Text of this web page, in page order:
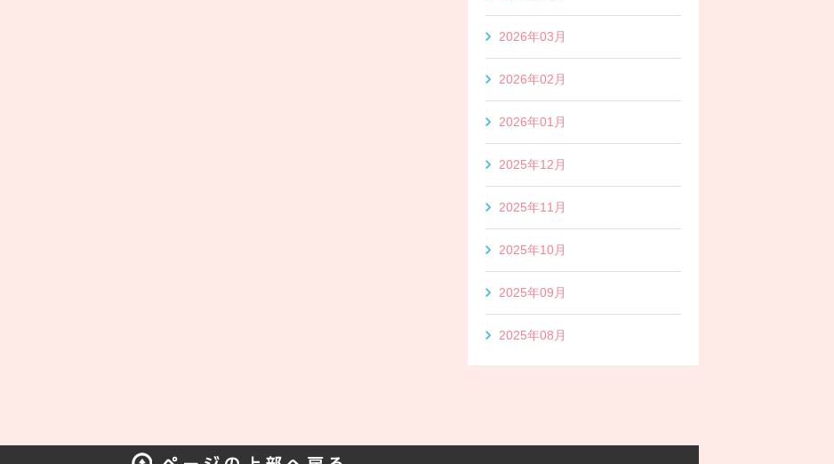
2026年03月
2026年02月
2026年01月
2025年12月
2025年11月
2025年10月
2025年09月
2025年08月